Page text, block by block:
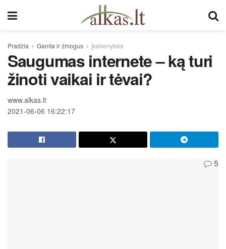
Pradžia Gamta ir žmogus Įvairenybės
Saugumas internete – ką turi
žinoti vaikai ir tėvai?
www.alkas.lt
2021-06-06 16:22:17
5